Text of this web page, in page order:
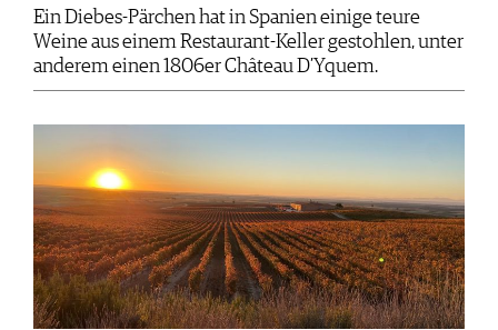
Ein Diebes-Pärchen hat in Spanien einige teure
Weine aus einem Restaurant-Keller gestohlen, unter
anderem einen 1806er Château D’Yquem.